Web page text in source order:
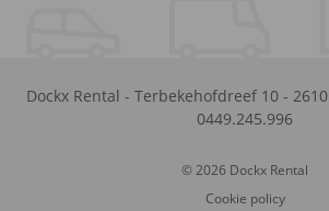
Dockx Rental - Terbekehofdreef 10 - 2610
0449.245.996
© 2026 Dockx Rental
Cookie policy